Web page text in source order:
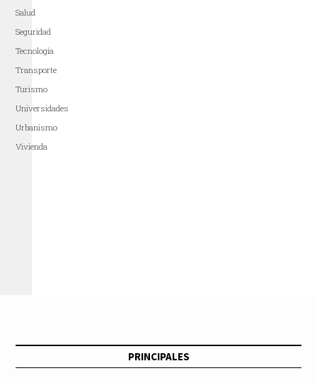
Salud
Seguridad
Tecnología
Transporte
Turismo
Universidades
Urbanismo
Vivienda
PRINCIPALES